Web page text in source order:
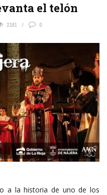
el telón
2181 0
a la historia de uno de los